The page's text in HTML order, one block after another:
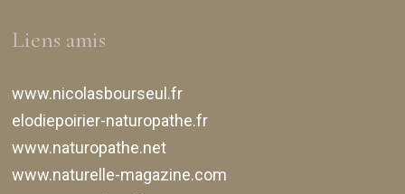
Liens amis
www.nicolasbourseul.fr
elodiepoirier-naturopathe.fr
www.naturopathe.net
www.naturelle-magazine.com